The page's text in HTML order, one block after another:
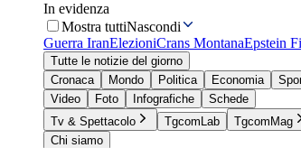
In evidenza
Mostra tuttiNascondi
Guerra IranElezioniCrans MontanaEpstein
Tutte le notizie del giorno
Cronaca
Mondo Politica Economia
Video
Foto Infografiche
Schede
Tv & Spettacolo
TgcomLab TgcomMag
Chi siamo